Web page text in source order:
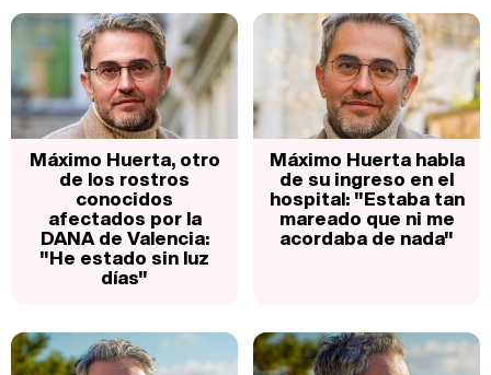
Máximo Huerta, otro
de los rostros
conocidos
afectados por la
DANA de Valencia:
"He estado sin luz
días"
Máximo Huerta habla
de su ingreso en el
hospital: "Estaba tan
mareado que ni me
acordaba de nada"